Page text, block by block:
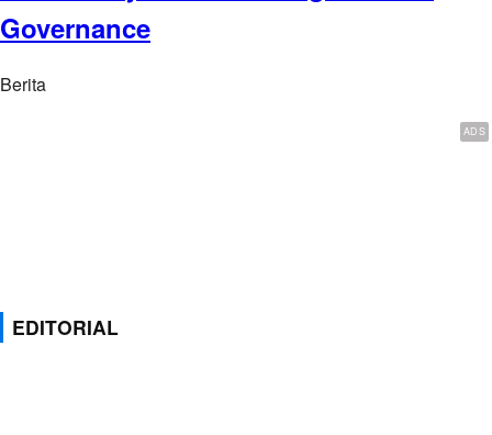
Governance
Berita
EDITORIAL